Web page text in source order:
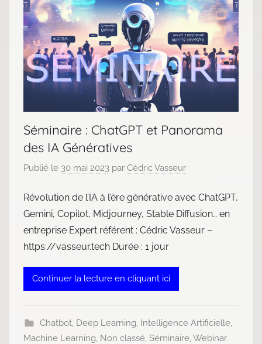
Séminaire : ChatGPT et Panorama
des IA Génératives
Publié le 30 mai 2023 par Cédric Vasseur
Révolution de l’IA à l’ère générative avec ChatGPT,
Gemini, Copilot, Midjourney, Stable Diffusion… en
entreprise Expert référent : Cédric Vasseur –
https://vasseur.tech Durée : 1 jour
Continuer la lecture en cliquant ici
Chatbot, Deep Learning, Intelligence Artificielle,
Machine Learning, Non classé, Séminaire, Webinar